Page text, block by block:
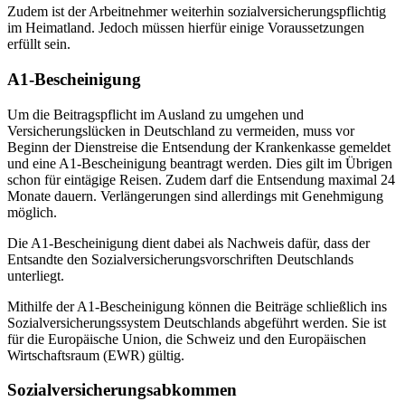
Zudem ist der Arbeitnehmer weiterhin sozialversicherungspflichtig
im Heimatland. Jedoch müssen hierfür einige Voraussetzungen
erfüllt sein.
A1-Bescheinigung
Um die Beitragspflicht im Ausland zu umgehen und
Versicherungslücken in Deutschland zu vermeiden, muss vor
Beginn der Dienstreise die Entsendung der Krankenkasse gemeldet
und eine A1-Bescheinigung beantragt werden. Dies gilt im Übrigen
schon für eintägige Reisen. Zudem darf die Entsendung maximal 24
Monate dauern. Verlängerungen sind allerdings mit Genehmigung
möglich.
Die A1-Bescheinigung dient dabei als Nachweis dafür, dass der
Entsandte den Sozialversicherungsvorschriften Deutschlands
unterliegt.
Mithilfe der A1-Bescheinigung können die Beiträge schließlich ins
Sozialversicherungssystem Deutschlands abgeführt werden. Sie ist
für die Europäische Union, die Schweiz und den Europäischen
Wirtschaftsraum (EWR) gültig.
Sozialversicherungsabkommen